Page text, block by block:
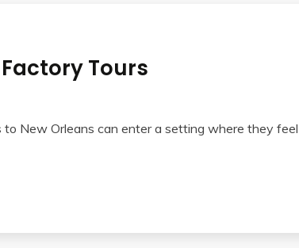
Tours
New Orleans can enter a setting where they feel